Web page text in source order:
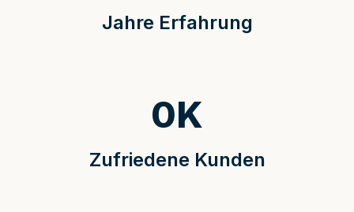
Jahre Erfahrung
Zufriedene Kunden
0K